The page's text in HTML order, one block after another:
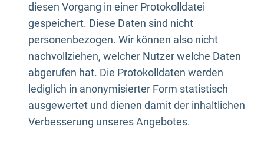
diesen Vorgang in einer Protokolldatei
gespeichert. Diese Daten sind nicht
personenbezogen. Wir können also nicht
nachvollziehen, welcher Nutzer welche Daten
abgerufen hat. Die Protokolldaten werden
lediglich in anonymisierter Form statistisch
ausgewertet und dienen damit der inhaltlichen
Verbesserung unseres Angebotes.